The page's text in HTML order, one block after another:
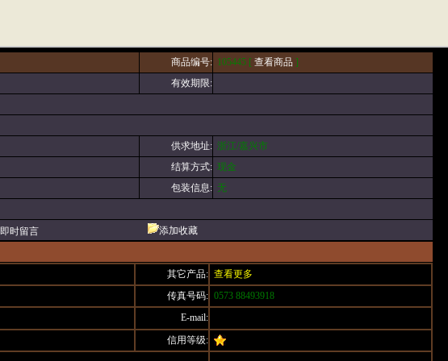
商品编号: 105445 [ 查看商品]
有效期限:
供求地址: 浙江/嘉兴市
结算方式: 现金
包装信息: 无
即时留言
添加收藏
其它产品: 查看更多
传真号码: 0573 88493918
E-mail:
信用等级: